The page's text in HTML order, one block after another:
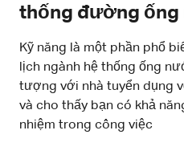
thống đường
Kỹ năng là một phần phổ
lịch ngành hệ thống ống
tượng với nhà tuyển dụng
và cho thấy bạn có khả
nhiệm trong công việc